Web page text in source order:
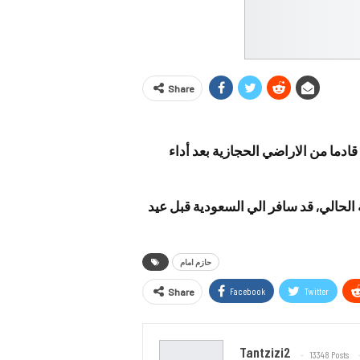
Share
من الاراضي الحجازية بعد أداء
الحالي, قد سافر الي السعودية قبل عيد
حازم امام
Share Facebook Twitter
Tantzizi2 13348 Posts